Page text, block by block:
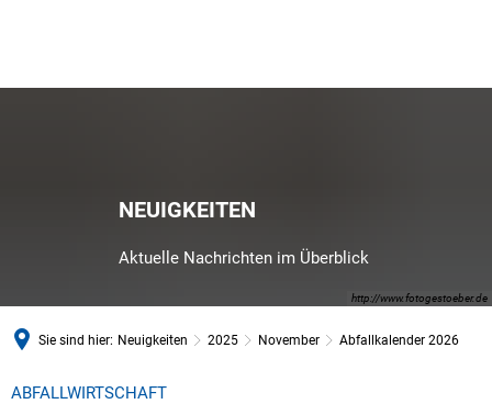
http://www.fotogestoeber.de
NEUIGKEITEN
Aktuelle Nachrichten im Überblick
Sie sind hier: Neuigkeiten 2025 November Abfallkalender 2026
ABFALLWIRTSCHAFT